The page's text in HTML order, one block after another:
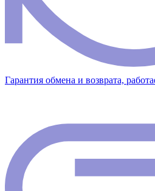
Гарантия обмена и возврата,